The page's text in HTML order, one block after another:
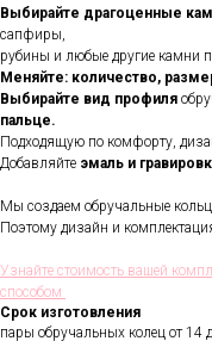
Выбирайте драгоценные
сапфиры,
рубины и любые другие камни
Меняйте: количество,
Выбирайте вид профиля
пальце.
Подходящую по комфорту,
Добавляйте эмаль и
Мы создаем обручальные
Поэтому дизайн и
Узнайте стоимость вашей
способом
Срок изготовления
пары обручальных колец от 14